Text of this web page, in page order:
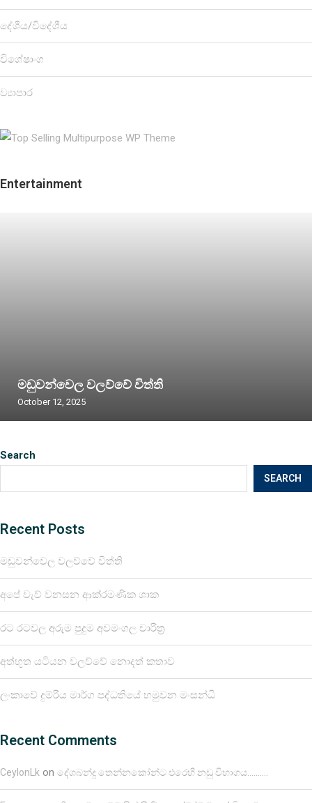
Search
SEARCH
Recent Posts
මඩුවන්වෙල වලව්වේ විත්ති
අපේ වැව් වනසන ආක්රමණික ශාක
රට රටවල අරුම පුදුම අවමංගල චාරිත්‍ර
අත්භූත යටියන වලව්වේ නොදත් කතාව
ලංකාවේ දුම්රිය මාර්ග පද්ධතියේ හමුවන මංසන්ධි
Recent Comments
CeylonLk on දේශබන්දු තෙන්නකෝන්ට එරෙහි නඩු විභාගය……….
දේශීය/විදේශීය
විශේෂාංග
ව්‍යාපාර
Entertainment
මඩුවන්වෙල වලව්වේ විත්ති
October 12, 2025